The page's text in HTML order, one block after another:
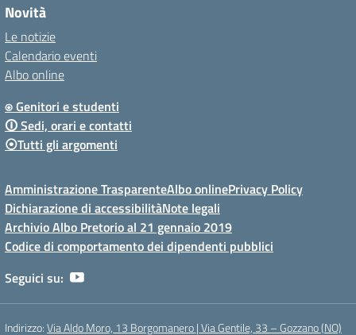
Novità
Le notizie
Calendario eventi
Albo online
⍟ Genitori e studenti
🛈 Sedi, orari e contatti
⦿Tutti gli argomenti
Amministrazione TrasparenteAlbo onlinePrivacy Policy
Dichiarazione di accessibilitàNote legali
Archivio Albo Pretorio al 21 gennaio 2019
Codice di comportamento dei dipendenti pubblici
Seguici su:
Indirizzo:Via Aldo Moro, 13 Borgomanero | Via Gentile, 33 – Gozzano (NO)